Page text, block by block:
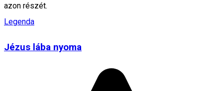
azon részét.
Legenda
Jézus lába nyoma